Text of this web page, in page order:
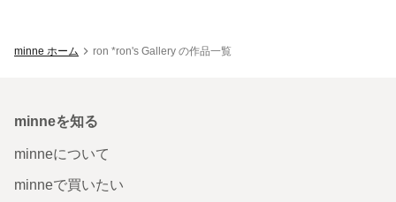
minne ホーム ron *ron's Gallery の作品一覧
minneを知る
minneについて
minneで買いたい